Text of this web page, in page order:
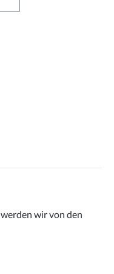
die Schaltflächen
wir von den